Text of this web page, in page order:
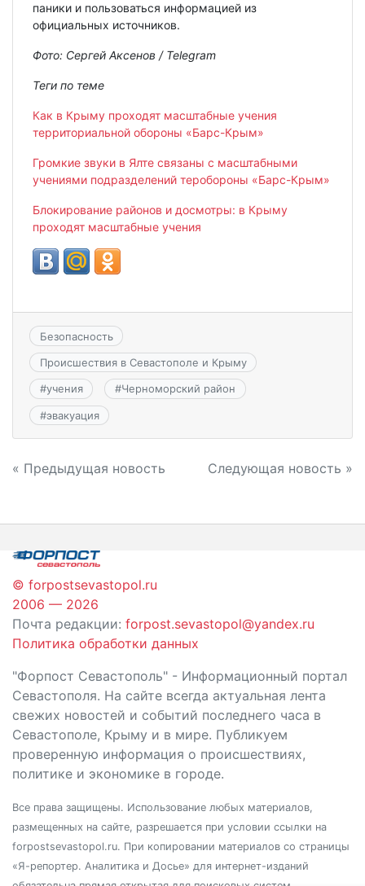
паники и пользоваться информацией из
официальных источников.
Фото: Сергей Аксенов / Telegram
Теги по теме
Как в Крыму проходят масштабные учения
территориальной обороны «Барс-Крым»
Громкие звуки в Ялте связаны с масштабными
учениями подразделений теробороны «Барс-Крым»
Блокирование районов и досмотры: в Крыму
проходят масштабные учения
Безопасность
Происшествия в Севастополе и Крыму
#учения #Черноморский район
#эвакуация
Навигация
записям
« Предыдущая новость Следующая новость »
© forpostsevastopol.ru
2006 — 2026
Почта редакции: forpost.sevastopol@yandex.ru
Политика обработки данных
"Форпост Севастополь" - Информационный портал
Севастополя. На сайте всегда актуальная лента
свежих новостей и событий последнего часа в
Севастополе, Крыму и в мире. Публикуем
проверенную информация о происшествиях,
политике и экономике в городе.
Все права защищены. Использование любых материалов,
размещенных на сайте, разрешается при условии ссылки на
forpostsevastopol.ru. При копировании материалов со страницы
«Я-репортер. Аналитика и Досье» для интернет-изданий